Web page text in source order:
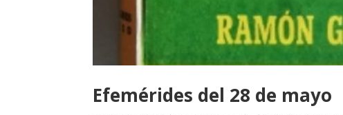
Efemérides del 28 de mayo